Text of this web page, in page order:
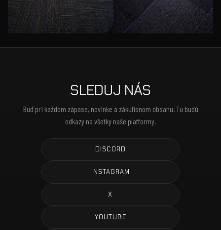
SLEDUJ NÁS
Buď pri každom zápase, novinke a zákulisnom obsahu. Tu budú
odkazy na všetky naše platformy.
DISCORD
INSTAGRAM
X
YOUTUBE